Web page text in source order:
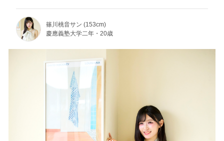
篠川桃音サン (153cm)
慶應義塾大学二年・20歳